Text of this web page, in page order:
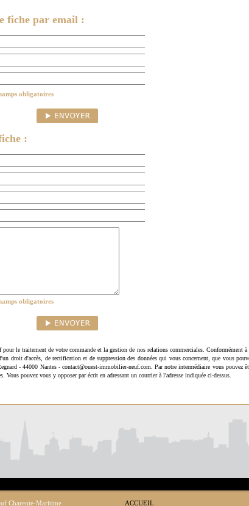
fiche par email :
obligatoires
:
obligatoires
le traitement de votre commande et la gestion de nos relations commerciales. Conformément à
droit d'accès, de rectification et de suppression des données qui vous concernent, que vous
- 44000 Nantes - contact@ouest-immobilier-neuf.com. Par notre intermédiaire vous pouvez
pouvez vous y opposer par écrit en adressant un courrier à l'adresse indiquée ci-dessus.
Charente-Maritime ACCUEIL